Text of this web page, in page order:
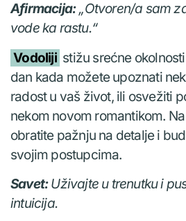
Afirmacija:„Otvoren/a sam
vode ka rastu.“
Vodoliji stižu srećne
dan kada možete upoznati
radost u vaš život, ili osvežiti
nekom novom romantikom.
obratite pažnju na detalje i
svojim postupcima.
Savet:Uživajte u trenutku i
intuicija.